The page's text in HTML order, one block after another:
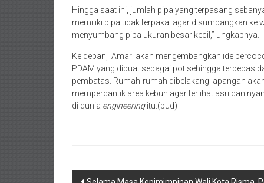
Hingga saat ini, jumlah pipa yang terpasang
memiliki pipa tidak terpakai agar disumbangkan ke
menyumbang pipa ukuran besar kecil,” ungkapnya.
Ke depan, Amari akan mengembangkan ide
PDAM yang dibuat sebagai pot sehingga terbebas
pembatas. Rumah-rumah dibelakang lapangan
mempercantik area kebun agar terlihat asri dan
di dunia engineeringitu.(bud)